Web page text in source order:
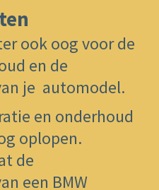
ook oog voor de
en de
je automodel.
en onderhoud
oplopen.
de
een BMW